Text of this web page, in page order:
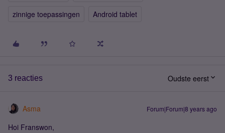
zinnige toepassingen
Android tablet
3 reacties Oudste eerst
Asma Forum|Forum|8 years ago
Hoi Franswon,